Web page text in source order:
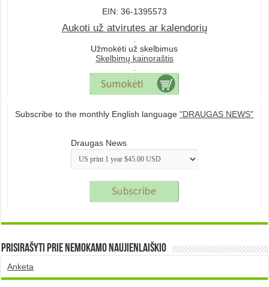
EIN: 36-1395573
Aukoti už atvirutes ar kalendorių
.
Užmokėti už skelbimus
Skelbimų kainoraštis
.
Subscribe to the monthly English language"DRAUGAS NEWS"
Draugas News
Prisirašyti prie nemokamo naujienlaiškio
Anketa